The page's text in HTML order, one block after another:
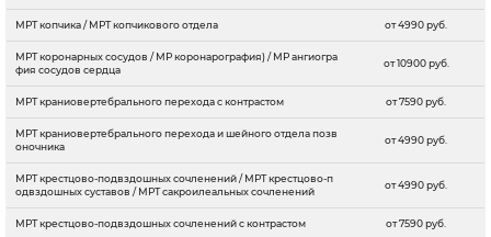
МРТ копчика / МРТ копчикового отдела от 4990 руб.
МРТ коронарных сосудов / МР коронарография) / МР ангиогра
фия сосудов сердца
от 10900 руб.
МРТ краниовертебрального перехода c контрастом от 7590 руб.
МРТ краниовертебрального перехода и шейного отдела позв
оночника
от 4990 руб.
МРТ крестцово-подвздошных сочленений / МРТ крестцово-п
одвздошных суставов / МРТ сакроилеальных сочленений
от 4990 руб.
МРТ крестцово-подвздошных сочленений c контрастом от 7590 руб.